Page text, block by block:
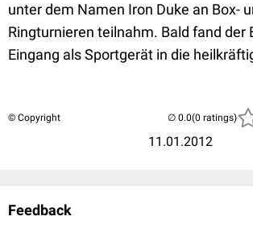
unter dem Namen Iron Duke an Box-
Ringturnieren teilnahm. Bald fand der
Eingang als Sportgerät in die
© Copyright
11.01.2012
(0 ratings)
Feedback